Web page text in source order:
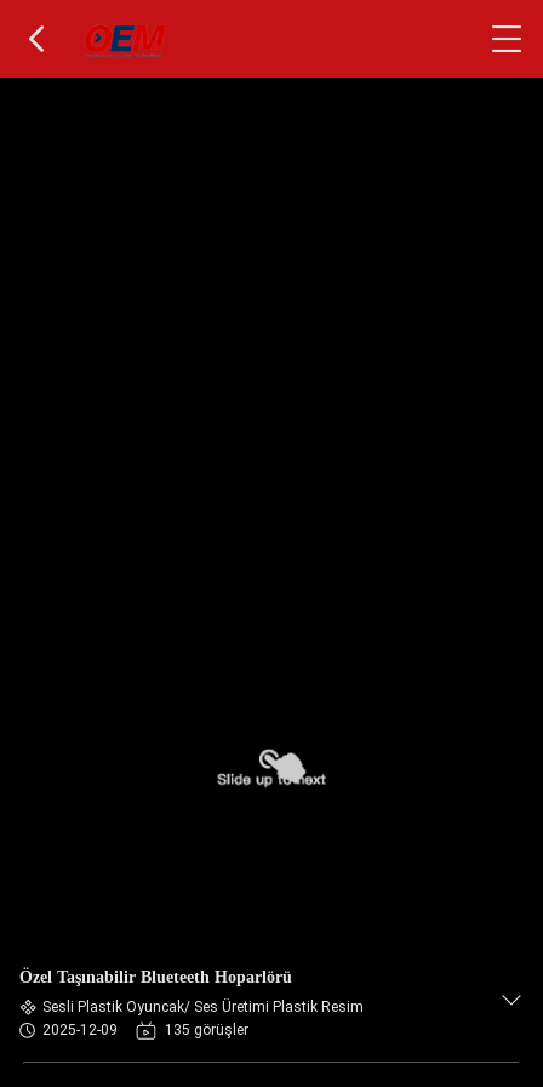
Özel Taşınabilir Blueteeth Hoparlörü
Sesli Plastik Oyuncak/ Ses Üretimi Plastik Resim
2025-12-09
135 görüşler